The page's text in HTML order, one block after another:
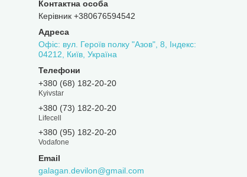
Керівник +380676594542
Офіс: вул. Героїв полку "Азов", 8, Індекс:
04212, Київ, Україна
+380 (68) 182-20-20
Kyivstar
+380 (73) 182-20-20
Lifecell
+380 (95) 182-20-20
Vodafone
galagan.devilon@gmail.com